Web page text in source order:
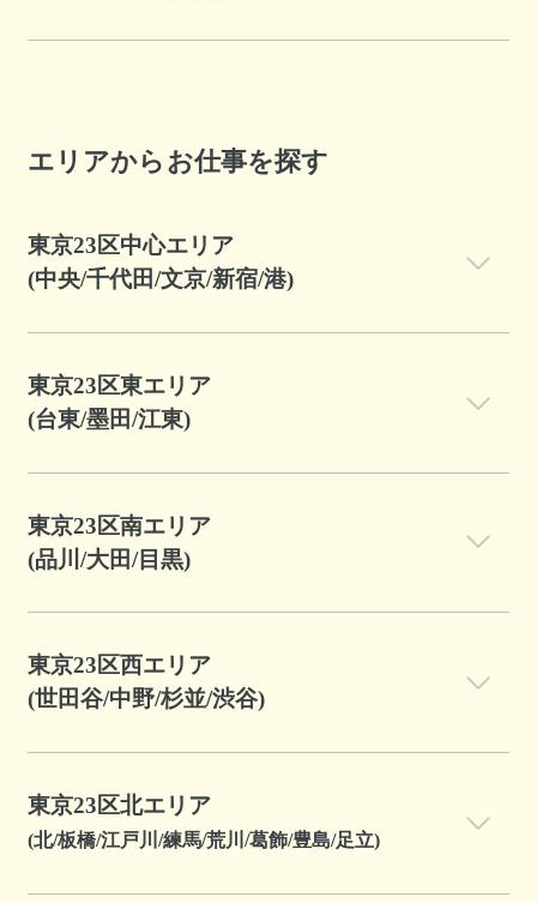
エリアからお仕事を探す
東京23区中心エリア
(中央/千代田/文京/新宿/港)
東京23区東エリア
(台東/墨田/江東)
東京23区南エリア
(品川/大田/目黒)
東京23区西エリア
(世田谷/中野/杉並/渋谷)
東京23区北エリア
(北/板橋/江戸川/練馬/荒川/葛飾/豊島/足立)